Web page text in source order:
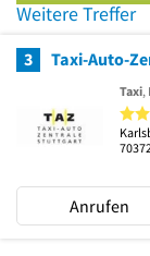
Weitere Treffer
3 Taxi-Auto-
Taxi,
70372
Anrufen